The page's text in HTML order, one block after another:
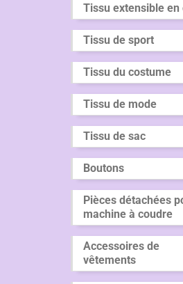
Tissu extensible en
Tissu de sport
Tissu du costume
Tissu de mode
Tissu de sac
Boutons
Pièces détachées
machine à coudre
Accessoires de
vêtements